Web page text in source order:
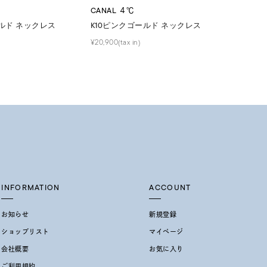
ド ネックレス
CANAL ４℃
K10ピンクゴールド ネックレス
¥20,900(tax in)
INFORMATION
お知らせ
ショップリスト
会社概要
ACCOUNT
新規登録
マイページ
お気に入り